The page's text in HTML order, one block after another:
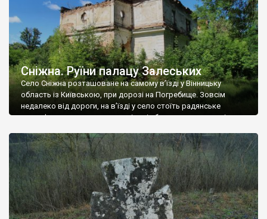
Сніжна. Руїни палацу Залеських
Село Сніжна розташоване на самому в’їзді у Вінницьку
область із Київською, при дорозі на Погребище. Зовсім
недалеко від дороги, на в’їзді у село стоїть радянське
рельєфне пано, яке показує жінку і яблуню, а трохи далі, десь
не видно, але видно дві стареньких колії у траві – […]